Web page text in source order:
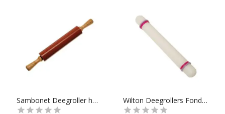
Sambonet Deegroller hout met siliconen - Wilton Deegrollers Fondantroller 22.8cm